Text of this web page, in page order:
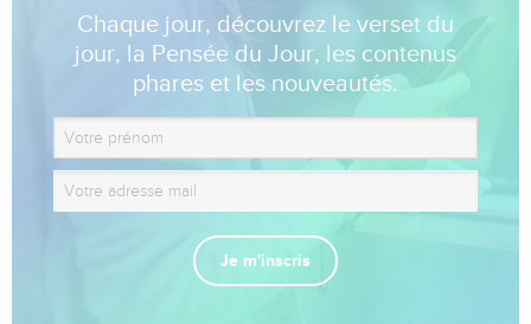
Chaque jour, découvrez le verset du
jour, la Pensée du Jour, les contenus
phares et les nouveautés.
Je m'inscris